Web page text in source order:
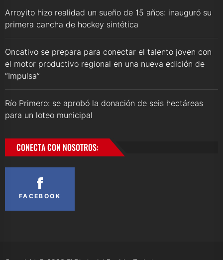
Arroyito hizo realidad un sueño de 15 años: inauguró su
primera cancha de hockey sintética
Oncativo se prepara para conectar el talento joven con
el motor productivo regional en una nueva edición de
“Impulsa”
Río Primero: se aprobó la donación de seis hectáreas
para un loteo municipal
CONECTA CON NOSOTROS:
FACEBOOK